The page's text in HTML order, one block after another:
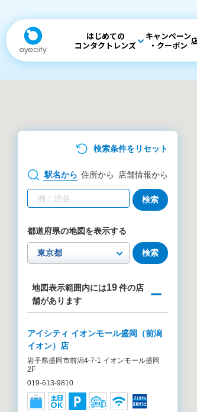
はじめての
コンタクトレンズ
キャンペーン
・クーポン
検索条件をリセット
駅名から 住所から 店舗情報から
検索
都道府県の地図を表示する
検索
地図表示範囲内には19件の店
舗があります
アイシティ イオンモール盛岡（前潟
イオン）店
岩手県盛岡市前潟4-7-1 イオンモール盛岡
2F
019-613-9810